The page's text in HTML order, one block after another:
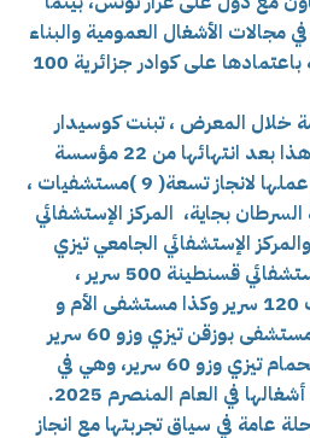
الأشغال العمومية والبناء
والطاقة والسكك الحديدية باعتمادها على كوادر جزائرية 100
المعرض ، تبنت كوسيدار
أشغال إنجاز مستشفيات وهذا بعد انتهائها من 22 مؤسسة
استشفائية، أما اليوم تركز عملها لانجاز تسعة( 9 )مستشفيات ،
بجاية، المركز الإستشفائي
لمركز الإستشفائي الجامعي تيزي
المركز الإستشفائي قسنطينة 500 سرير ،
مستشفى الأم و
بوزقن تيزي وزو 60 سرير
إلى جانب مستشفى عين الحمام تيزي وزو 60 سرير، وهي في
في العام المنصرم 2025.
عامة في سياق تجربتها مع انجاز